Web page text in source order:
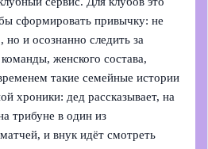
сформировать привычку: не
но и осознанно следить за
женского состава,
такие семейные истории
хроники: дед рассказывает, на
трибуне в один из
и внук идёт смотреть